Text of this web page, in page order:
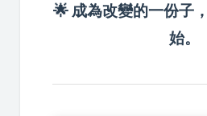
🌟 成為改變的一份子
始。